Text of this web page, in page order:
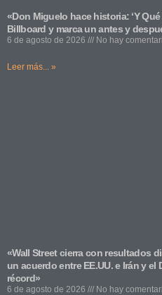
«Don Miguelo hace historia: ‘Y
Billboard y marca un antes y
6 de agosto de 2026 No hay
Leer más... »
«Wall Street cierra con resultados
un acuerdo entre EE.UU. e Irán y
récord»
6 de agosto de 2026 No hay